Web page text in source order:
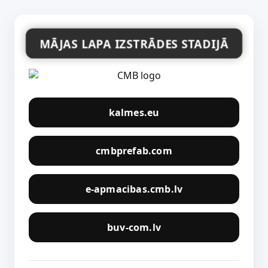
MĀJAS LAPA IZSTRĀDES STADIJĀ
kalmes.eu
cmbprefab.com
e-apmacibas.cmb.lv
buv-com.lv